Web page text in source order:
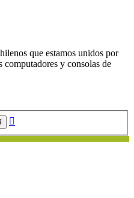
que estamos unidos por
y consolas de
Buscar